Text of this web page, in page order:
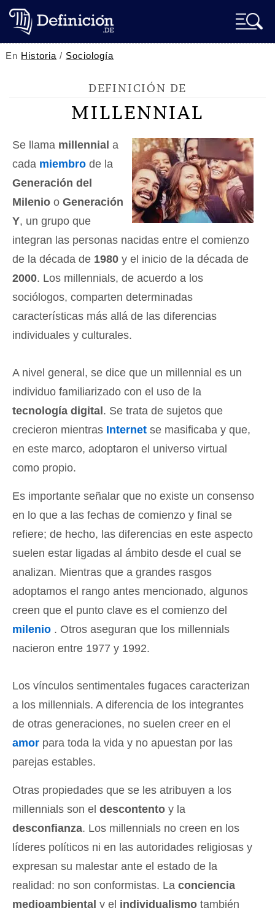
En Historia / Sociología
DEFINICIÓN DE
MILLENNIAL
Se llama millennial a
cada miembro de la
Generación del
Milenio o Generación
Y, un grupo que
integran las personas nacidas entre el comienzo
de la década de 1980 y el inicio de la década de
2000. Los millennials, de acuerdo a los
sociólogos, comparten determinadas
características más allá de las diferencias
individuales y culturales.
A nivel general, se dice que un millennial es un
individuo familiarizado con el uso de la
tecnología digital . Se trata de sujetos que
crecieron mientras Internet se masificaba y que,
en este marco, adoptaron el universo virtual
como propio.
Es importante señalar que no existe un consenso
en lo que a las fechas de comienzo y final se
refiere; de hecho, las diferencias en este aspecto
suelen estar ligadas al ámbito desde el cual se
analizan. Mientras que a grandes rasgos
adoptamos el rango antes mencionado, algunos
creen que el punto clave es el comienzo del
milenio . Otros aseguran que los millennials
nacieron entre 1977 y 1992.
Los vínculos sentimentales fugaces caracterizan
a los millennials. A diferencia de los integrantes
de otras generaciones, no suelen creer en el
amor para toda la vida y no apuestan por las
parejas estables.
Otras propiedades que se les atribuyen a los
millennials son el descontento y la
desconfianza. Los millennials no creen en los
líderes políticos ni en las autoridades religiosas y
expresan su malestar ante el estado de la
realidad: no son conformistas. La conciencia
medioambiental y el individualismo también